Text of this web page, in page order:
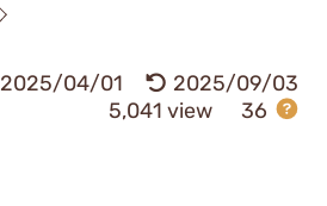
2025/04/01
2025/09/03
5,041 view
36